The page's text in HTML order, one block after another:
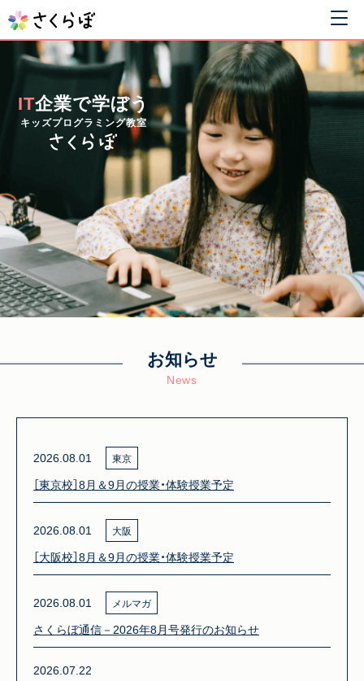
IT企業で学ぼう
キッズプログラミング教室
お知らせ
News
2026.08.01 東京
［東京校］8月＆9月の授業・体験授業予定
2026.08.01 大阪
［大阪校］8月＆9月の授業・体験授業予定
2026.08.01 メルマガ
さくらぼ通信－2026年8月号発行のお知らせ
2026.07.22